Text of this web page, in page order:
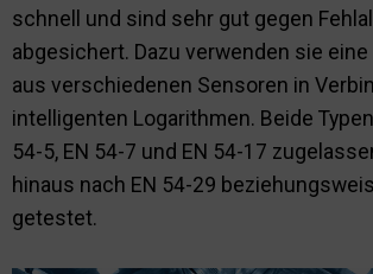
schnell und sind sehr gut gegen
abgesichert. Dazu verwenden sie
aus verschiedenen Sensoren in
intelligenten Logarithmen. Beide
54-5, EN 54-7 und EN 54-17
hinaus nach EN 54-29
getestet.